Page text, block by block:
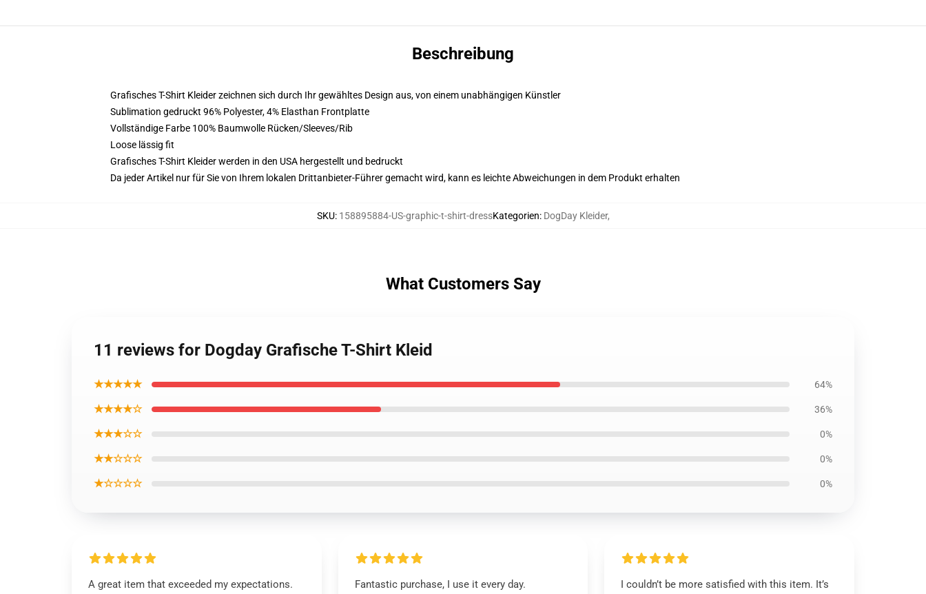
Beschreibung
Grafisches T-Shirt Kleider zeichnen sich durch Ihr gewähltes Design aus, von einem unabhängigen Künstler
Sublimation gedruckt 96% Polyester, 4% Elasthan Frontplatte
Vollständige Farbe 100% Baumwolle Rücken/Sleeves/Rib
Loose lässig fit
Grafisches T-Shirt Kleider werden in den USA hergestellt und bedruckt
Da jeder Artikel nur für Sie von Ihrem lokalen Drittanbieter-Führer gemacht wird, kann es leichte Abweichungen in dem Produkt erhalten
SKU: 158895884-US-graphic-t-shirt-dressKategorien: DogDay Kleider,
What Customers Say
11 reviews for Dogday Grafische T-Shirt Kleid
★★★★★ 64%
★★★★☆ 36%
★★★☆☆ 0%
★★☆☆☆ 0%
★☆☆☆☆ 0%
A great item that exceeded my expectations.
Fantastic purchase, I use it every day.
I couldn’t be more satisfied with this item. It’s